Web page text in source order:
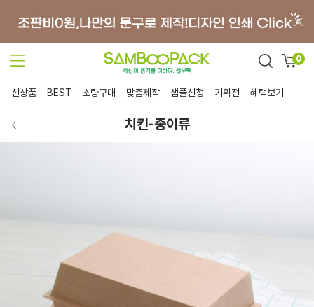
0
신상품 BEST 소량구매 맞춤제작 샘플신청 기획전 혜택보기
치킨-종이류